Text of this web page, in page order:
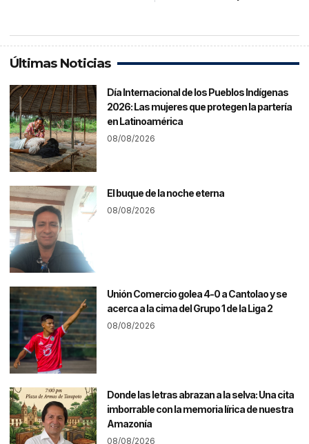
Últimas Noticias
Día Internacional de los Pueblos Indígenas
2026: Las mujeres que protegen la partería
en Latinoamérica
08/08/2026
El buque de la noche eterna
08/08/2026
Unión Comercio golea 4-0 a Cantolao y se
acerca a la cima del Grupo 1 de la Liga 2
08/08/2026
Donde las letras abrazan a la selva: Una cita
imborrable con la memoria lírica de nuestra
Amazonía
08/08/2026